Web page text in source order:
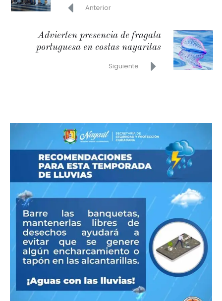
Anterior
Advierten presencia de fragata
portuguesa en costas nayaritas
Siguiente